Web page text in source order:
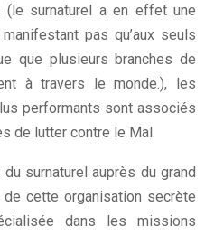
(le surnaturel a en effet une
pas qu’aux seuls
que plusieurs branches de
à travers le monde.), les
performants sont associés
de lutter contre le Mal.
surnaturel auprès du grand
cette organisation secrète
dans les missions